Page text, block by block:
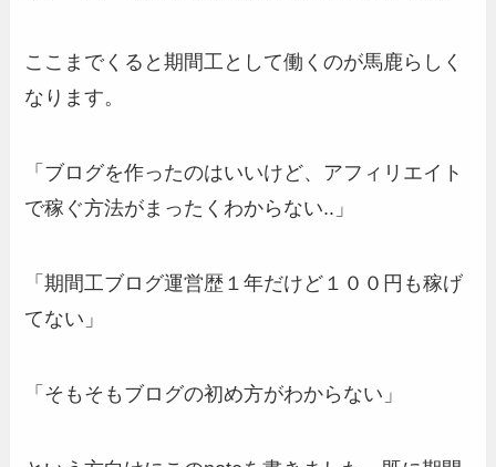
ここまでくると期間工として働くのが馬鹿らしく
なります。
「ブログを作ったのはいいけど、アフィリエイト
で稼ぐ方法がまったくわからない..」
「期間工ブログ運営歴１年だけど１００円も稼げ
てない」
「そもそもブログの初め方がわからない」